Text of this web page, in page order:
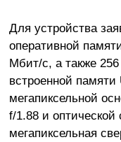
Для устройства
оперативной
Мбит/с, а также
встроенной
мегапиксельной
f/1.88 и
мегапиксельная